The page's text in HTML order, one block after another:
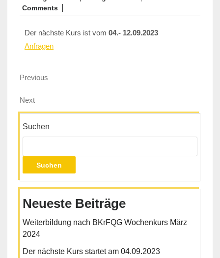
Comments
Der nächste Kurs ist vom 04.- 12.09.2023
Anfragen
Previous
Next
Suchen
Suchen
Neueste Beiträge
Weiterbildung nach BKrFQG Wochenkurs März
2024
Der nächste Kurs startet am 04.09.2023